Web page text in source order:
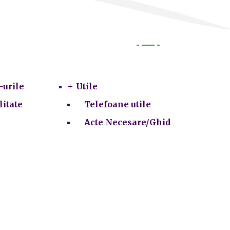
urile
Utile
Telefoane utile
Acte Necesare/Ghid